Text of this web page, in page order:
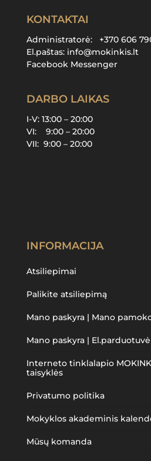
KONTAKTAI
Administratorė: +370 606
El.paštas: info@mokinkis.lt
Facebook Messenger
DARBO LAIKAS
I-V: 13:00 – 20:00
VI: 9:00 – 20:00
VII: 9:00 – 20:00
INFORMACIJA
Atsiliepimai
Palikite atsiliepimą
Mano paskyra | Mano
Mano paskyra | El.parduotuvė
Interneto tinklalapio
taisyklės
Privatumo politika
Mokyklos akademinis
Mūsų komanda